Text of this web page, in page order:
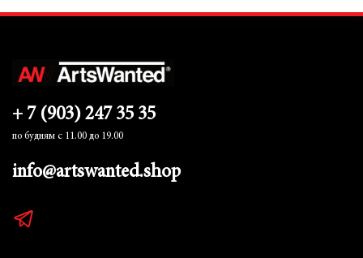
+ 7 (903) 247 35 35
по будням с 11.00 до 19.00
info@artswanted.shop